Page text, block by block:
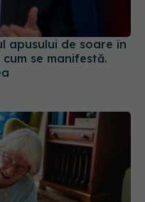
se manifestă.